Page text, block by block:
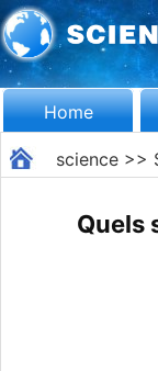
Home
science>>
Quels